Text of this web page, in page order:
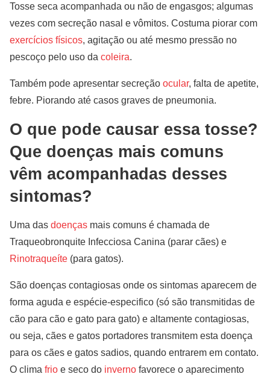
Tosse seca acompanhada ou não de engasgos; algumas
vezes com secreção nasal e vômitos. Costuma piorar com
exercícios físicos, agitação ou até mesmo pressão no
pescoço pelo uso da coleira.
Também pode apresentar secreção ocular, falta de apetite,
febre. Piorando até casos graves de pneumonia.
O que pode causar essa tosse?
Que doenças mais comuns
vêm acompanhadas desses
sintomas?
Uma das doenças mais comuns é chamada de
Traqueobronquite Infecciosa Canina (parar cães) e
Rinotraqueíte (para gatos).
São doenças contagiosas onde os sintomas aparecem de
forma aguda e espécie-especifico (só são transmitidas de
cão para cão e gato para gato) e altamente contagiosas,
ou seja, cães e gatos portadores transmitem esta doença
para os cães e gatos sadios, quando entrarem em contato.
O clima frio e seco do inverno favorece o aparecimento